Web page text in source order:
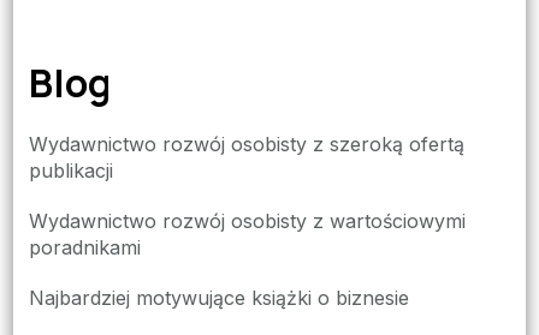
Blog
Wydawnictwo rozwój osobisty z szeroką ofertą
publikacji
Wydawnictwo rozwój osobisty z wartościowymi
poradnikami
Najbardziej motywujące książki o biznesie